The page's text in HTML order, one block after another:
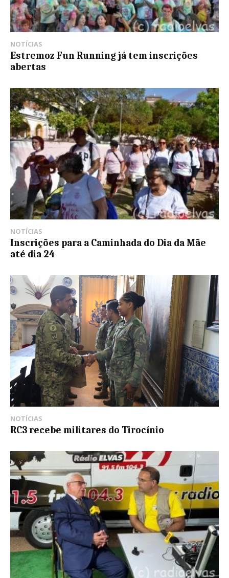
NOTÍCIAS
Estremoz Fun Running já tem inscrições
abertas
NOTÍCIAS
Inscrições para a Caminhada do Dia da Mãe
até dia 24
NOTÍCIAS
RC3 recebe militares do Tirocínio